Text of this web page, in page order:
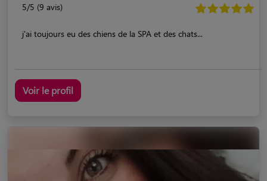
5/5 (9 avis)
j'ai toujours eu des chiens de la SPA et des chats...
Voir le profil